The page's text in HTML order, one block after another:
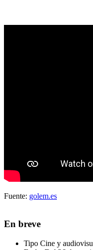
Fuente: golem.es
En breve
Tipo Cine y